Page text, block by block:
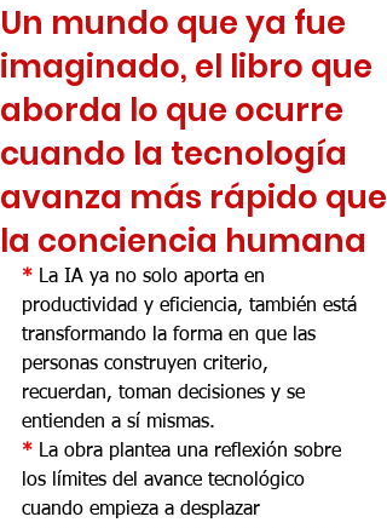
Un mundo que ya fue
imaginado, el libro que
aborda lo que ocurre
cuando la tecnología
avanza más rápido que
la conciencia humana
* La IA ya no solo aporta en
productividad y eficiencia, también está
transformando la forma en que las
personas construyen criterio,
recuerdan, toman decisiones y se
entienden a sí mismas.
* La obra plantea una reflexión sobre
los límites del avance tecnológico
cuando empieza a desplazar